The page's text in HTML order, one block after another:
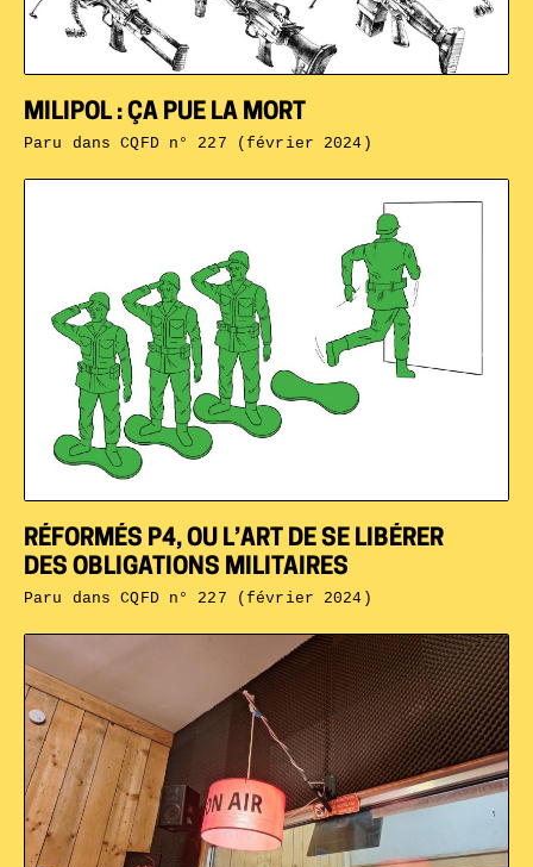
RÉFORMÉS P4, OU L’ART DE SE LIBÉRER
DES OBLIGATIONS MILITAIRES
Paru dansCQFD n° 227 (février 2024)
MILIPOL : ÇA PUE LA MORT
Paru dansCQFD n° 227 (février 2024)